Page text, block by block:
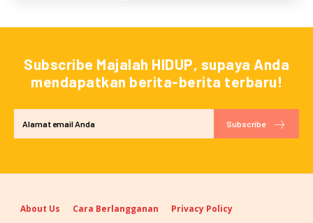
Subscribe Majalah HIDUP, supaya Anda
mendapatkan berita-berita terbaru!
Subscribe
About Us Cara Berlangganan Privacy Policy